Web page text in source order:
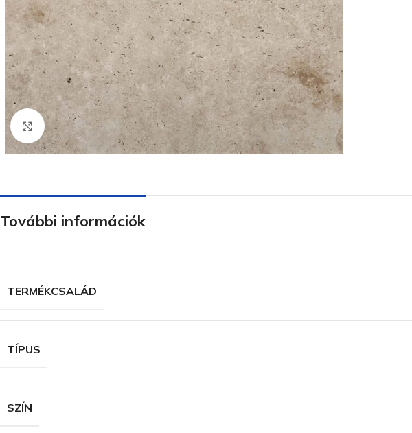
Nagyításhoz kattints ide
További információk
TERMÉKCSALÁD
TÍPUS
SZÍN